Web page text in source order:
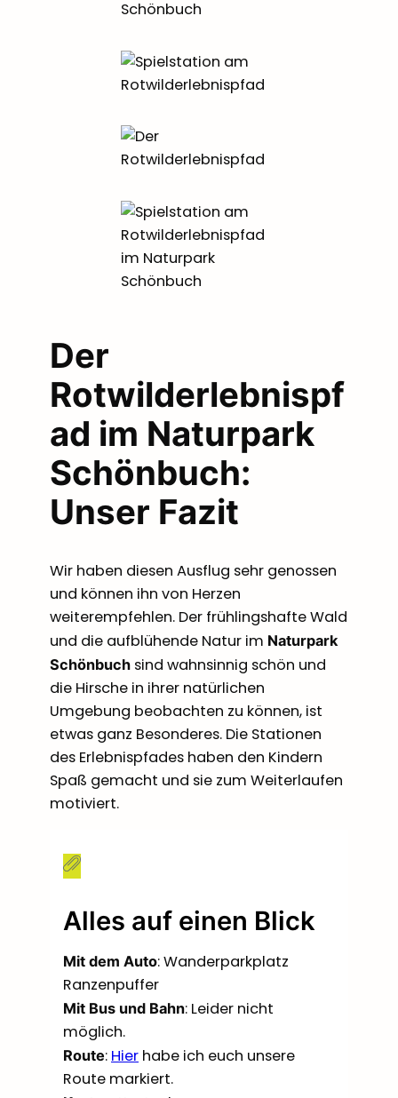
Der
Rotwilderlebnispf
ad im Naturpark
Schönbuch:
Unser Fazit
Wir haben diesen Ausflug sehr genossen
und können ihn von Herzen
weiterempfehlen. Der frühlingshafte Wald
und die aufblühende Natur im Naturpark
Schönbuch sind wahnsinnig schön und
die Hirsche in ihrer natürlichen
Umgebung beobachten zu können, ist
etwas ganz Besonderes. Die Stationen
des Erlebnispfades haben den Kindern
Spaß gemacht und sie zum Weiterlaufen
motiviert.
Alles auf einen Blick
Mit dem Auto: Wanderparkplatz
Ranzenpuffer
Mit Bus und Bahn: Leider nicht
möglich.
Route: Hier habe ich euch unsere
Route markiert.